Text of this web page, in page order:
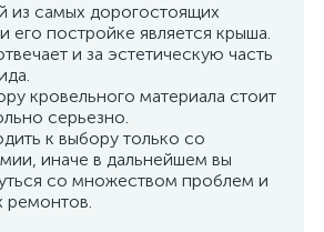
из самых дорогостоящих
его постройке является крыша.
и за эстетическую часть
кровельного материала стоит
серьезно.
к выбору только со
иначе в дальнейшем вы
со множеством проблем и
ремонтов.